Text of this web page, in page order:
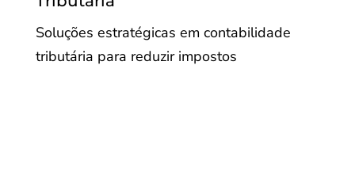
Soluções estratégicas em contabilidade
tributária para reduzir impostos